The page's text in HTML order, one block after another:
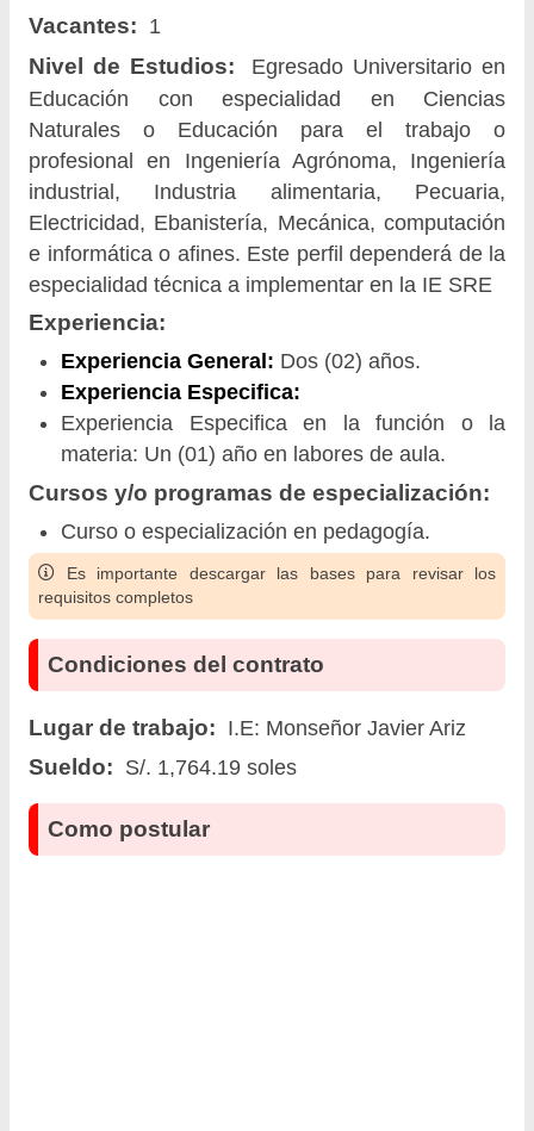
Vacantes: 1
Nivel de Estudios:
Egresado Universitario en
Educación con especialidad en Ciencias
Naturales o Educación para el trabajo o
profesional en Ingeniería Agrónoma, Ingeniería
industrial, Industria alimentaria, Pecuaria,
Electricidad, Ebanistería, Mecánica, computación
e informática o afines. Este perfil dependerá de la
especialidad técnica a implementar en la IE SRE
Experiencia:
Experiencia General: Dos (02) años.
Experiencia Especifica:
Experiencia Especifica en la función o la
materia: Un (01) año en labores de aula.
Cursos y/o programas de especialización:
Curso o especialización en pedagogía.
Es importante descargar las bases para revisar los
requisitos completos
Condiciones del contrato
Lugar de trabajo: I.E: Monseñor Javier Ariz
Sueldo: S/. 1,764.19 soles
Como postular